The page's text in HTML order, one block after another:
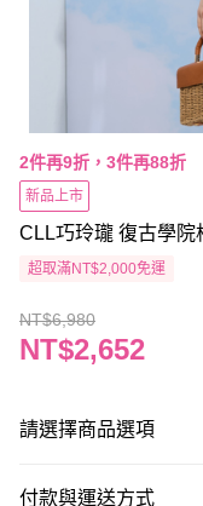
2件再9折，3件再88折
新品上市
CLL巧玲瓏 復古學
超取滿NT$2,000免運
NT$6,980
NT$2,652
請選擇商品選項
付款與運送方式